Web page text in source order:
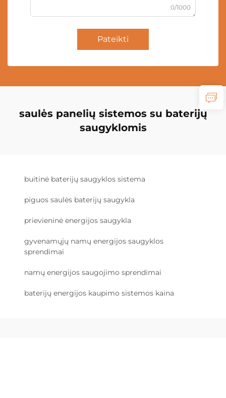
0/1000
Pateikti
saulės panelių sistemos su baterijų
saugyklomis
buitinė baterijų saugyklos sistema
piguos saulės baterijų saugykla
prievieninė energijos saugykla
gyvenamųjų namų energijos saugyklos
sprendimai
namų energijos saugojimo sprendimai
baterijų energijos kaupimo sistemos kaina